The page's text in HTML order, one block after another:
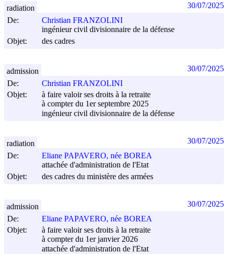
De:
Christian FRANZOLINI
ingénieur civil divisionnaire de la défense
Objet:
des cadres
radiation 30/07/2025
De:
Christian FRANZOLINI
Objet:
à faire valoir ses droits à la retraite
à compter du 1er septembre 2025
ingénieur civil divisionnaire de la défense
admission 30/07/2025
De:
Eliane PAPAVERO, née BOREA
attachée d'administration de l'Etat
Objet:
des cadres du ministère des armées
radiation 30/07/2025
De:
Eliane PAPAVERO, née BOREA
Objet:
à faire valoir ses droits à la retraite
à compter du 1er janvier 2026
attachée d'administration de l'Etat
admission 30/07/2025